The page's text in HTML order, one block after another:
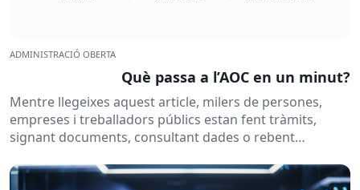
ADMINISTRACIÓ OBERTA
Què passa a l’AOC en un minut?
Mentre llegeixes aquest article, milers de persones,
empreses i treballadors públics estan fent tràmits,
signant documents, consultant dades o rebent
habitualment...